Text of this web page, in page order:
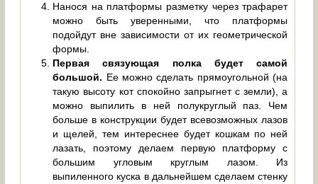
Нанося на платформы разметку через трафарет
можно быть уверенными, что платформы
подойдут вне зависимости от их геометрической
формы.
Первая связующая полка будет самой
большой. Ее можно сделать прямоугольной (на
такую высоту кот спокойно запрыгнет с земли), а
можно выпилить в ней полукруглый паз. Чем
больше в конструкции будет всевозможных лазов
и щелей, тем интереснее будет кошкам по ней
лазать, поэтому делаем первую платформу с
большим угловым круглым лазом. Из
выпиленного куска в дальнейшем сделаем стенку